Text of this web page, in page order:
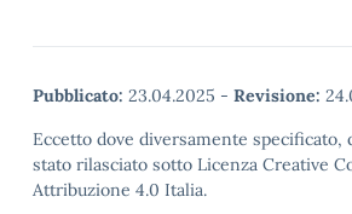
Pubblicato: 23.04.2025 - Revisione:
Eccetto dove diversamente specificato,
stato rilasciato sotto Licenza Creative
Attribuzione 4.0 Italia.